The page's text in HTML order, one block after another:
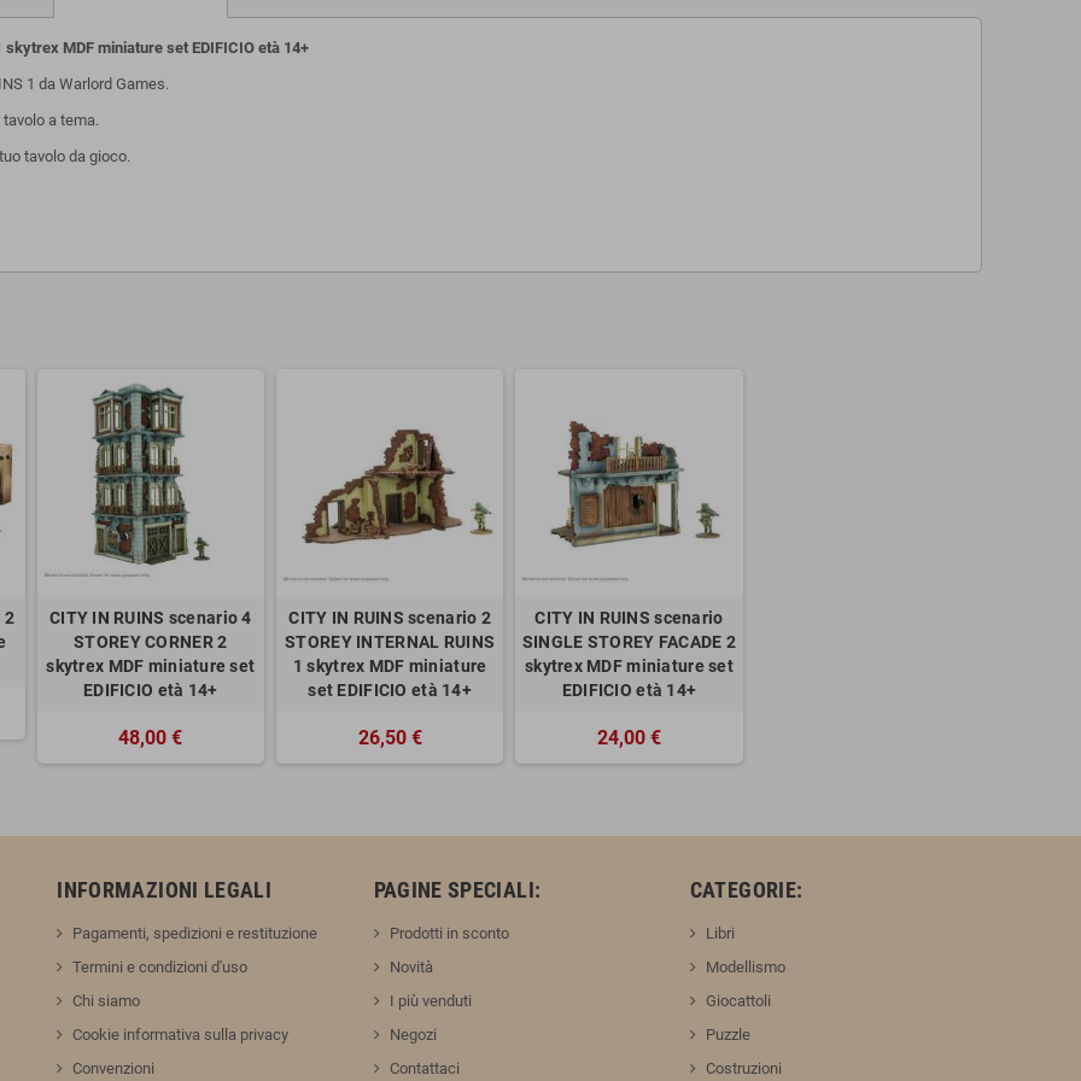
skytrex MDF miniature set EDIFICIO età 14+
1 da Warlord Games.
a tema.
tavolo da gioco.
2
CITY IN RUINS scenario 4
STOREY CORNER 2
skytrex MDF miniature set
EDIFICIO età 14+
48,00 €
CITY IN RUINS scenario 2
STOREY INTERNAL RUINS
1 skytrex MDF miniature
set EDIFICIO età 14+
26,50 €
CITY IN RUINS scenario
SINGLE STOREY FACADE 2
skytrex MDF miniature set
EDIFICIO età 14+
24,00 €
INFORMAZIONI LEGALI
Pagamenti, spedizioni e restituzione
Termini e condizioni d'uso
Chi siamo
Cookie informativa sulla privacy
Convenzioni
PAGINE SPECIALI:
Prodotti in sconto
Novità
I più venduti
Negozi
Contattaci
CATEGORIE:
Libri
Modellismo
Giocattoli
Puzzle
Costruzioni